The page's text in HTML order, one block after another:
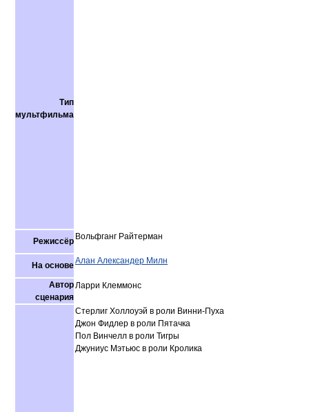
Тип
мультфильма
Режиссёр Вольфганг Райтерман
На основеАлан Александер Милн
Автор
сценария
Ларри Клеммонс
Стерлиг Холлоуэй в роли Винни-Пуха
Джон Фидлер в роли Пятачка
Пол Винчелл в роли Тигры
Джуниус Мэтьюс в роли Кролика